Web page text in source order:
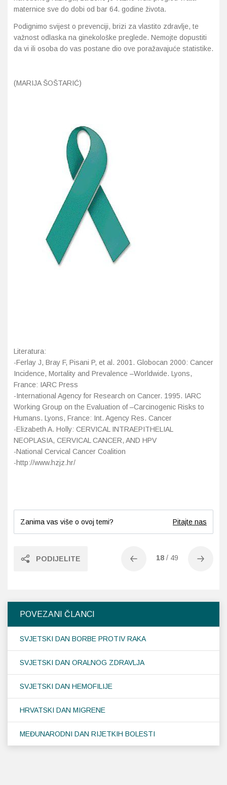
POVEZANI ČLANCI
SVJETSKI DAN BORBE PROTIV RAKA
SVJETSKI DAN ORALNOG ZDRAVLJA
SVJETSKI DAN HEMOFILIJE
HRVATSKI DAN MIGRENE
MEĐUNARODNI DAN RIJETKIH BOLESTI
maternice sve do dobi od bar 64. godine života.
Podignimo svijest o prevenciji, brizi za vlastito zdravlje, te
važnost odlaska na ginekološke preglede. Nemojte dopustiti
da vi ili osoba do vas postane dio ove poražavajuće statistike.
(MARIJA ŠOŠTARIĆ)
Literatura:
-Ferlay J, Bray F, Pisani P, et al. 2001. Globocan 2000: Cancer
Incidence, Mortality and Prevalence –Worldwide. Lyons,
France: IARC Press
-International Agency for Research on Cancer. 1995. IARC
Working Group on the Evaluation of –Carcinogenic Risks to
Humans. Lyons, France: Int. Agency Res. Cancer
-Elizabeth A. Holly: CERVICAL INTRAEPITHELIAL
NEOPLASIA, CERVICAL CANCER, AND HPV
-National Cervical Cancer Coalition
-http://www.hzjz.hr/
Zanima vas više o ovoj temi? Pitajte nas
PODIJELITE 18 / 49